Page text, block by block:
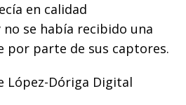
en calidad
no se había recibido una
por parte de sus captores.
López-Dóriga Digital